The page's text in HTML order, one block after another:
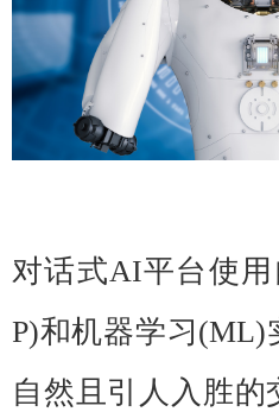
对话式AI平台使
P)和机器学习(ML)
自然且引人入胜